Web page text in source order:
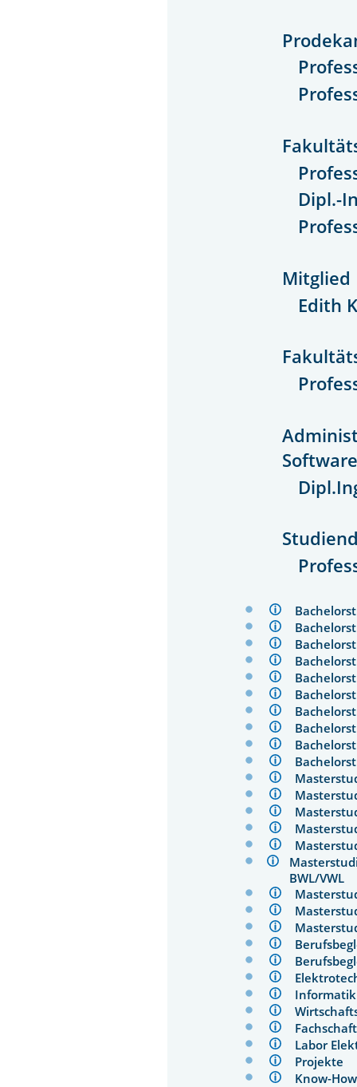
Dipl.-
Edith
BWL/VWL
Labor
Projekte
Know-